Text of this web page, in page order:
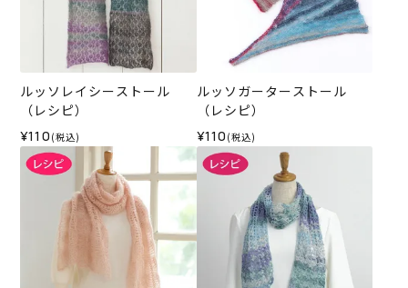
ルッソレイシーストール
（レシピ）
¥110 (税込)
ルッソガーターストール
（レシピ）
¥110 (税込)